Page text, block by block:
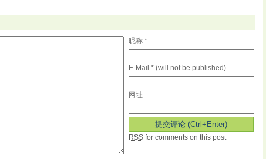
昵称 *
E-Mail * (will not be published)
网址
RSS for comments on this post